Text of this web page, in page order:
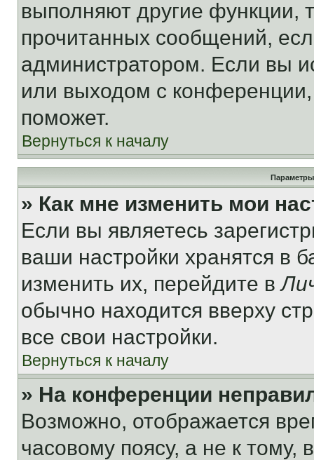
выполняют другие функции,
прочитанных сообщений,
администратором. Если вы
или выходом с
поможет.
Вернуться к началу
Параметры
» Как мне изменить мои
Если вы являетесь
ваши настройки хранятся в
изменить их, перейдите в
обычно находится вверху
все свои настройки.
Вернуться к началу
» На конференции
Возможно, отображается
часовому поясу, а не к тому,